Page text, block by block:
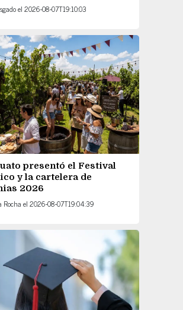
el 2026-08-07T19:10:03
presentó el Festival
y la cartelera de
2026
Rochael 2026-08-07T19:04:39